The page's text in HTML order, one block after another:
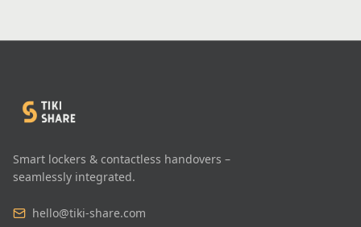
Smart lockers & contactless handovers –
seamlessly integrated.
hello@tiki-share.com